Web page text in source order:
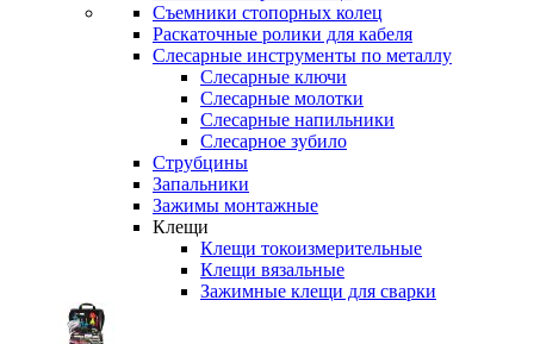
Съемники стопорных колец
Раскаточные ролики для кабеля
Слесарные инструменты по металлу
Слесарные ключи
Слесарные молотки
Слесарные напильники
Слесарное зубило
Струбцины
Запальники
Зажимы монтажные
Клещи
Клещи токоизмерительные
Клещи вязальные
Зажимные клещи для сварки